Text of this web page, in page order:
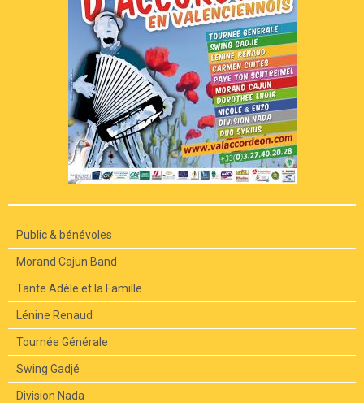
Public & bénévoles
Morand Cajun Band
Tante Adèle et la Famille
Lénine Renaud
Tournée Générale
Swing Gadjé
Division Nada